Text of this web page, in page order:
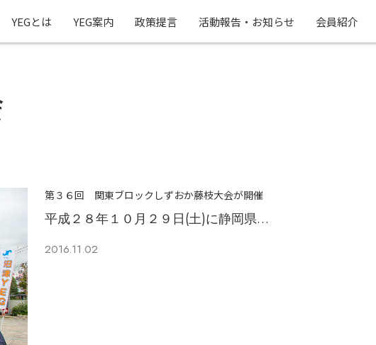
YEGとは YEG案内 政策提言 活動報告・お知らせ 会員紹介
第３６回 関東ブロックしずおか藤枝大会が開催
平成２８年１０月２９日(土)に静岡県…
2016.11.02